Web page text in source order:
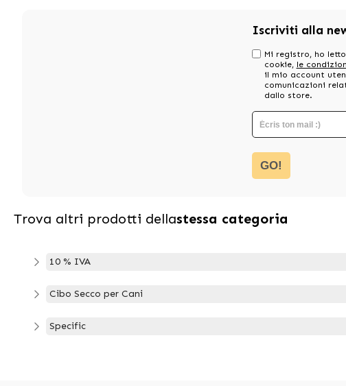
Iscriviti alla
Mi registro, ho
cookie, le
il mio account
comunicazioni
dallo store.
GO!
Trova altri prodotti dellastessa categoria
10 % IVA
Cibo Secco per Cani
Specific